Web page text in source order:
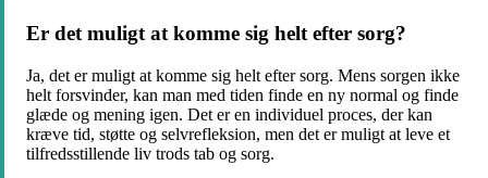
Er det muligt at komme sig helt efter sorg?
Ja, det er muligt at komme sig helt efter sorg. Mens sorgen ikke
helt forsvinder, kan man med tiden finde en ny normal og finde
glæde og mening igen. Det er en individuel proces, der kan
kræve tid, støtte og selvrefleksion, men det er muligt at leve et
tilfredsstillende liv trods tab og sorg.